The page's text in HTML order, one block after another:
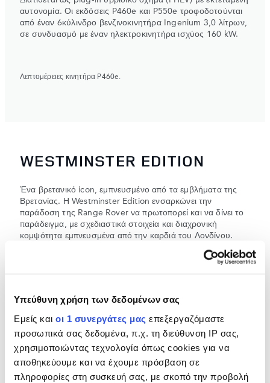
Υπεύθυνη χρήση των δεδομένων σας
Εμείς και οι 1 συνεργάτες μας επεξεργαζόμαστε
προσωπικά σας δεδομένα, π.χ. τη διεύθυνση IP σας,
χρησιμοποιώντας τεχνολογία όπως cookies για να
αποθηκεύουμε και να έχουμε πρόσβαση σε
πληροφορίες στη συσκευή σας, με σκοπό την προβολή
αυτονομία. Οι εκδόσεις P460e και P550e τροφοδοτούνται
από έναν 6κύλινδρο βενζινοκινητήρα Ingenium 3,0 λίτρων,
σε συνδυασμό με έναν ηλεκτροκινητήρα ισχύος 160 kW.
Λεπτομέρειες κινητήρα P460e.
WESTMINSTER EDITION
Ένα βρετανικό icon, εμπνευσμένο από τα εμβλήματα της
Βρετανίας. Η Westminster Edition ενσαρκώνει την
παράδοση της Range Rover να πρωτοπορεί και να δίνει το
παράδειγμα, με σχεδιαστικά στοιχεία και διαχρονική
κομψότητα εμπνευσμένα από την καρδιά του Λονδίνου.